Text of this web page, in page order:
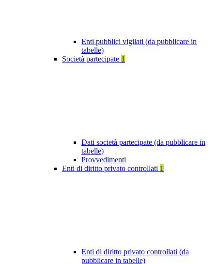
Enti pubblici vigilati (da pubblicare in
tabelle)
Società partecipate 1
Dati società partecipate (da pubblicare in
tabelle)
Provvedimenti
Enti di diritto privato controllati 1
Enti di diritto privato controllati (da
pubblicare in tabelle)